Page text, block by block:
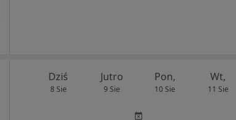
Dziś
8 Sie
Jutro
9 Sie
Pon,
10 Sie
Wt,
11 Sie